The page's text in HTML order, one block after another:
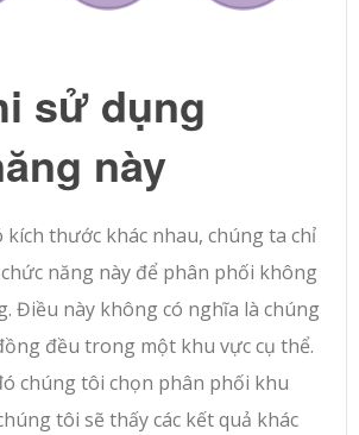
sử dụng
này
kích thước khác nhau, chúng ta chỉ
năng này để phân phối không
Điều này không có nghĩa là chúng
đều trong một khu vực cụ thể.
chúng tôi chọn phân phối khu
tôi sẽ thấy các kết quả khác